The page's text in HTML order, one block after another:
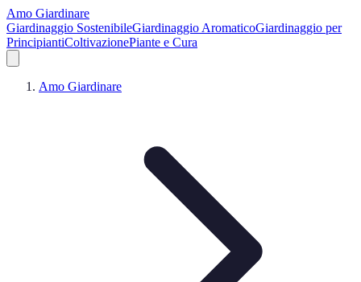
Amo Giardinare
Giardinaggio SostenibileGiardinaggio AromaticoGiardinaggio per
PrincipiantiColtivazionePiante e Cura
Amo Giardinare